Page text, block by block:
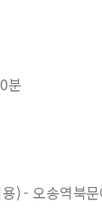
분
) - 오송역북